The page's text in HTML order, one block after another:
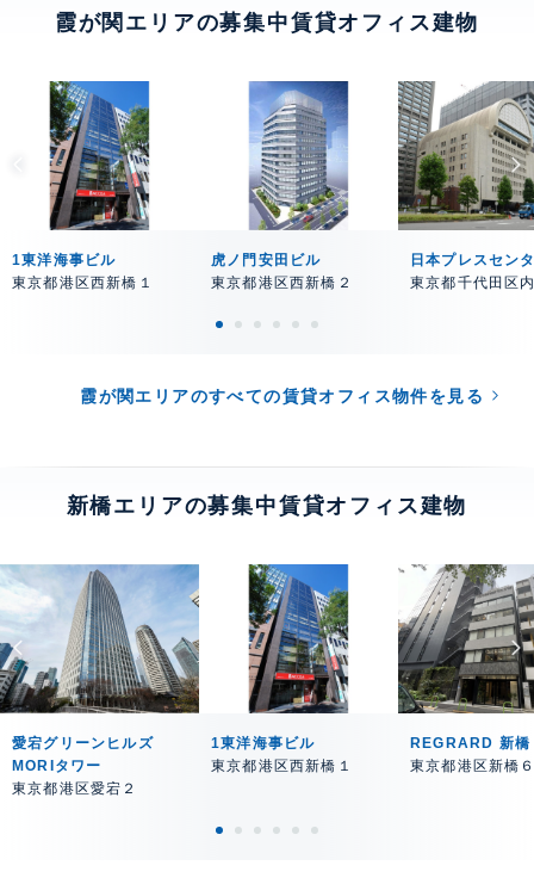
霞が関エリアの募集中賃貸オフィス建物
1東洋海事ビル
東京都港区西新橋１
虎ノ門安田ビル
東京都港区西新橋２
日本プレスセン
東京都千代田区
霞が関エリアのすべての賃貸オフィス物件を見る
新橋エリアの募集中賃貸オフィス建物
愛宕グリーンヒルズ
MORIタワー
東京都港区愛宕２
1東洋海事ビル
東京都港区西新橋１
REGRARD 新橋
東京都港区新橋